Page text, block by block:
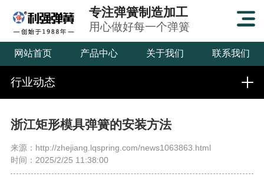
专注弹簧制造加工
用心做好每一个弹簧
网站首页 产品中心 关于我们 联系我们
行业动态
浙江矩形模具弹簧的安装方法
来源：http://zhejiang.lqspring.com/news1063863.html
时间：2025/2/25 11:38:00